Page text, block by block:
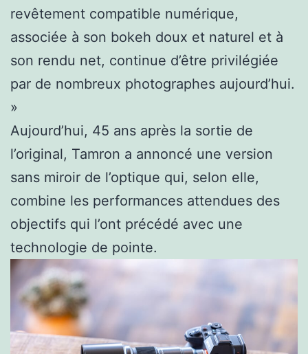
revêtement compatible numérique,
associée à son bokeh doux et naturel et à
son rendu net, continue d’être privilégiée
par de nombreux photographes aujourd’hui.
»
Aujourd’hui, 45 ans après la sortie de
l’original, Tamron a annoncé une version
sans miroir de l’optique qui, selon elle,
combine les performances attendues des
objectifs qui l’ont précédé avec une
technologie de pointe.